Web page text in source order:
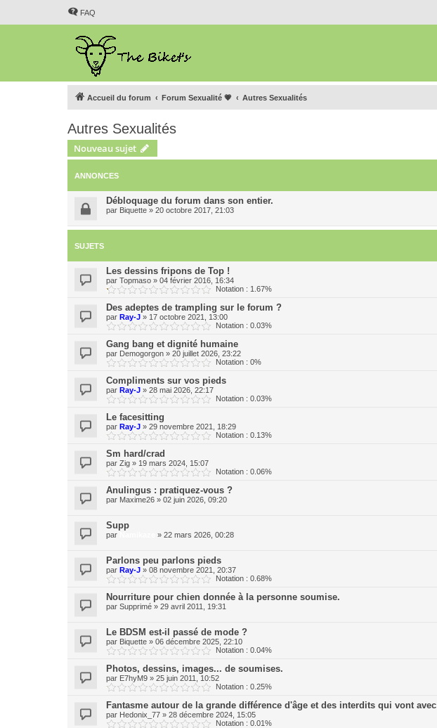
FAQ
Accueil du forum Forum Sexualité 💗 Autres Sexualités
Autres Sexualités
Nouveau sujet
ANNONCES
Débloquage du forum dans son entier.
par Biquette » 20 octobre 2017, 21:03
SUJETS
Les dessins fripons de Top !
par Topmaso » 04 février 2016, 16:34
Notation : 1.67%
Des adeptes de trampling sur le forum ?
par Ray-J » 17 octobre 2021, 13:00
Notation : 0.03%
Gang bang et dignité humaine
par Demogorgon » 20 juillet 2026, 23:22
Notation : 0%
Compliments sur vos pieds
par Ray-J » 28 mai 2026, 22:17
Notation : 0.03%
Le facesitting
par Ray-J » 29 novembre 2021, 18:29
Notation : 0.13%
Sm hard/crad
par Zig » 19 mars 2024, 15:07
Notation : 0.06%
Anulingus : pratiquez-vous ?
par Maxime26 » 02 juin 2026, 09:20
Supp
par » 22 mars 2026, 00:28
Parlons peu parlons pieds
par Ray-J » 08 novembre 2021, 20:37
Notation : 0.68%
Nourriture pour chien donnée à la personne soumise.
par Supprimé » 29 avril 2011, 19:31
Le BDSM est-il passé de mode ?
par Biquette » 06 décembre 2025, 22:10
Notation : 0.04%
Photos, dessins, images... de soumises.
par E7hyM9 » 25 juin 2011, 10:52
Notation : 0.25%
Fantasme autour de la grande différence d'âge et des interdits qui vont avec
par Hedonix_77 » 28 décembre 2024, 15:05
Notation : 0.01%